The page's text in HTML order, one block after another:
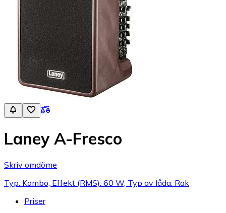
Laney A-Fresco
Skriv omdöme
Typ: Kombo, Effekt (RMS): 60 W, Typ av låda: Rak
Priser